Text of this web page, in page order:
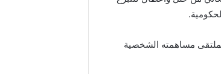
مساهمته الشخصية